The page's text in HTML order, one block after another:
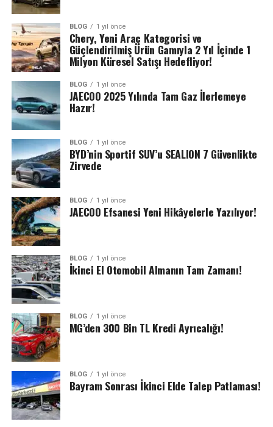
BLOG 1 yıl önce
Chery, Yeni Araç Kategorisi ve
Güçlendirilmiş Ürün Gamıyla 2 Yıl İçinde 1
Milyon Küresel Satışı Hedefliyor!
BLOG 1 yıl önce
JAECOO 2025 Yılında Tam Gaz İlerlemeye
Hazır!
BLOG 1 yıl önce
BYD’nin Sportif SUV’u SEALION 7 Güvenlikte
Zirvede
BLOG 1 yıl önce
JAECOO Efsanesi Yeni Hikâyelerle Yazılıyor!
BLOG 1 yıl önce
İkinci El Otomobil Almanın Tam Zamanı!
BLOG 1 yıl önce
MG’den 300 Bin TL Kredi Ayrıcalığı!
BLOG 1 yıl önce
Bayram Sonrası İkinci Elde Talep Patlaması!